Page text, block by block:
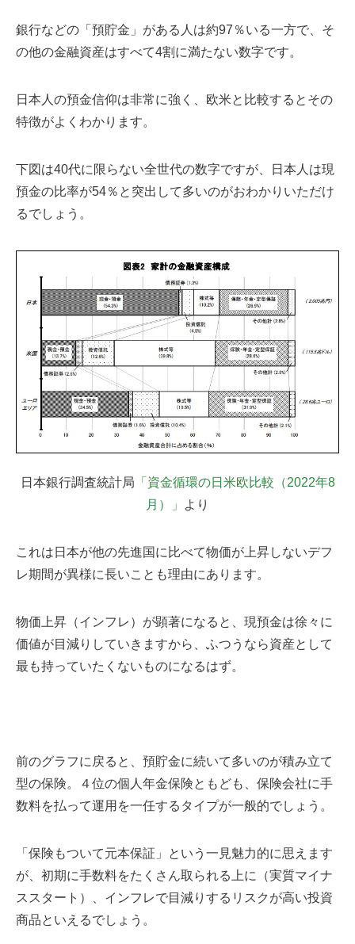
銀行などの「預貯金」がある人は約97％いる一方で、そ
の他の金融資産はすべて4割に満たない数字です。
日本人の預金信仰は非常に強く、欧米と比較するとその
特徴がよくわかります。
下図は40代に限らない全世代の数字ですが、日本人は現
預金の比率が54％と突出して多いのがおわかりいただけ
るでしょう。
日本銀行調査統計局 「資金循環の日米欧比較（2022年8
月）」
より
これは日本が他の先進国に比べて物価が上昇しないデフ
レ期間が異様に長いことも理由にあります。
物価上昇（インフレ）が顕著になると、現預金は徐々に
価値が目減りしていきますから、ふつうなら資産として
最も持っていたくないものになるはず。
前のグラフに戻ると、 預貯金に続いて多いのが積み立て
型の保険。４位の個人年金保険ともども、保険会社に手
数料を払って運用を一任するタイプが一般的でしょう。
「保険もついて元本保証」という一見魅力的に思えます
が、初期に手数料をたくさん取られる上に（実質マイナ
ススタート）、インフレで目減りするリスクが高い投資
商品といえるでしょう。